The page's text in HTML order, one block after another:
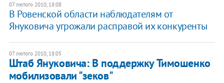
07 лютого 2010, 18:08
В Ровенской области наблюдателям от
Януковича угрожали расправой их конкуренты
07 лютого 2010, 18:05
Штаб Януковича: В поддержку Тимошенко
мобилизовали "зеков"